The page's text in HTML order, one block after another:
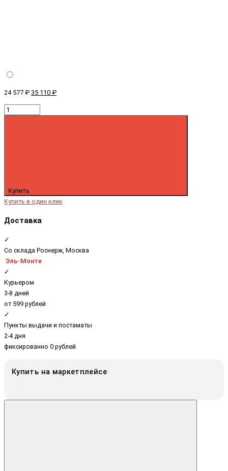
24 577 ₽ 35 110 ₽
Купить
Купить в один клик
Доставка
✓
Со склада Роснерж, Москва
Эль-Монте
✓
Курьером
3-8 дней
от 599 рублей
✓
Пункты выдачи и постаматы
2-4 дня
фиксированно 0 рублей
Купить на маркетплейсе